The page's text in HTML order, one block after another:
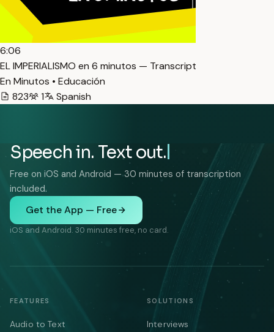
6:06
EL IMPERIALISMO en 6 minutos — Transcript
En Minutos • Educación
823
1 Spanish
Speech in. Text out.
Free on iOS and Android — 30 minutes of transcription
included.
Get the App — Free
iOS and Android. 30 minutes free, no card.
FEATURES
Audio to Text
SOLUTIONS
Interviews